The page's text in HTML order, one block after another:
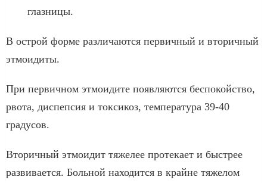
глазницы.
В острой форме различаются первичный и вторичный
этмоидиты.
При первичном этмоидите появляются беспокойство,
рвота, диспепсия и токсикоз, температура 39-40
градусов.
Вторичный этмоидит тяжелее протекает и быстрее
развивается. Больной находится в крайне тяжелом